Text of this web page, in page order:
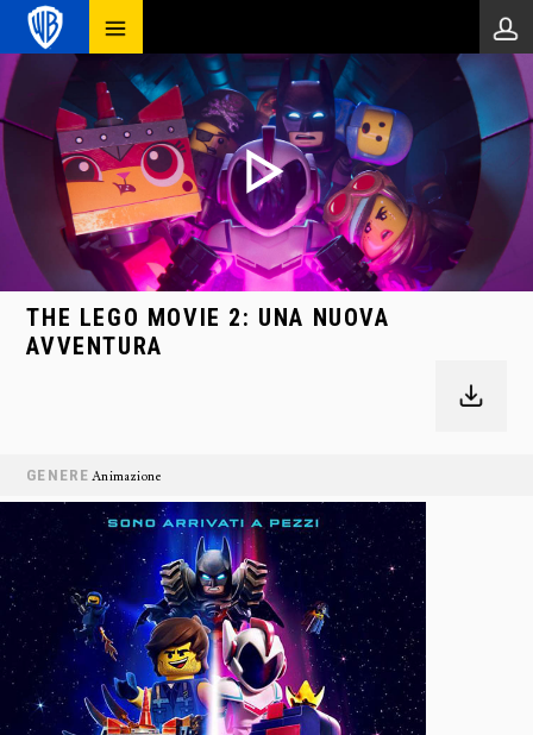
THE LEGO MOVIE 2: UNA NUOVA
AVVENTURA
GENERE Animazione